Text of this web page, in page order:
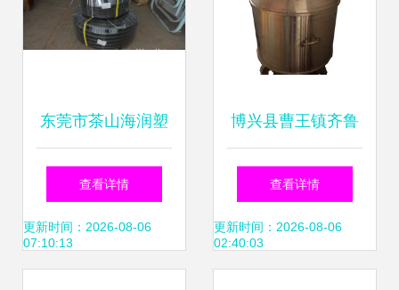
东莞市茶山海润塑
料制品厂 专业生产
与批发优质塑料波
查看详情
更新时间：2026-08-06
07:10:13
博兴县曹王镇齐鲁
鑫达厨房设备厂 一
站式烧烤与厨房设
查看详情
更新时间：2026-08-06
02:40:03